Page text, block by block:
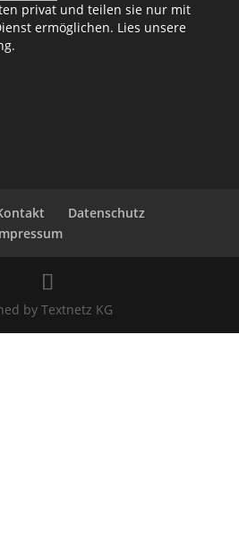
privat und teilen sie nur mit
ermöglichen. Lies unsere
Datenschutz
by Textnetz KG